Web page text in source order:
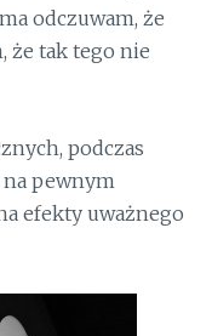
odczuwam, że
że tak tego nie
podczas
na pewnym
efekty uważnego